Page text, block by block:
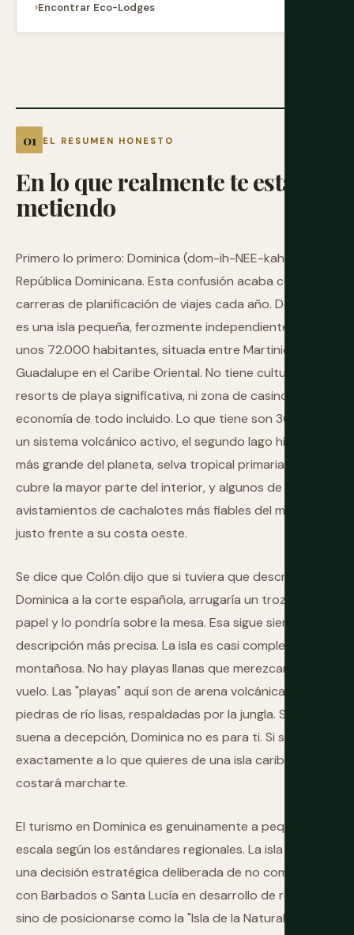
EL RESUMEN HONESTO
Enloquerealmenteteestás
metiendo
Primero lo primero: Dominica (dom-ih-NEE-kah) no es la
República Dominicana. Esta confusión acaba con
carreras de planificación de viajes cada año. Dominica
es una isla pequeña, ferozmente independiente, de
unos 72.000 habitantes, situada entre Martinica y
Guadalupe en el Caribe Oriental. No tiene cultura de
resorts de playa significativa, ni zona de casinos, ni
economía de todo incluido. Lo que tiene son 365 ríos,
un sistema volcánico activo, el segundo lago hirviente
más grande del planeta, selva tropical primaria que
cubre la mayor parte del interior, y algunos de los
avistamientos de cachalotes más fiables del mundo
justo frente a su costa oeste.
Se dice que Colón dijo que si tuviera que describir
Dominica a la corte española, arrugaría un trozo de
papel y lo pondría sobre la mesa. Esa sigue siendo la
descripción más precisa. La isla es casi completamente
montañosa. No hay playas llanas que merezcan un
vuelo. Las "playas" aquí son de arena volcánica negra o
piedras de río lisas, respaldadas por la jungla. Si eso
suena a decepción, Dominica no es para ti. Si suena
exactamente a lo que quieres de una isla caribeña, te
costará marcharte.
El turismo en Dominica es genuinamente a pequeña
escala según los estándares regionales. La isla tomó
una decisión estratégica deliberada de no competir
con Barbados o Santa Lucía en desarrollo de resorts,
sino de posicionarse como la "Isla de la Naturaleza del
Encontrar Eco-Lodges